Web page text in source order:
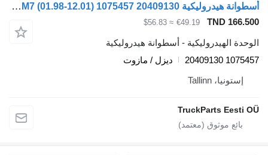
أسطوانة هيدروليكية Volvo FM7 (01.98-12.01) 1075457 20409130 لـ السيارات القاطرة Volvo FM7-FM12, FM, FMX (1998-2014)
TND
€49.19
≈ $56.83
الهيدروليكية - أسطوانة هيدروليكية
1075457
ديزل / مازوت
إستونيا، Tallinn
TruckParts